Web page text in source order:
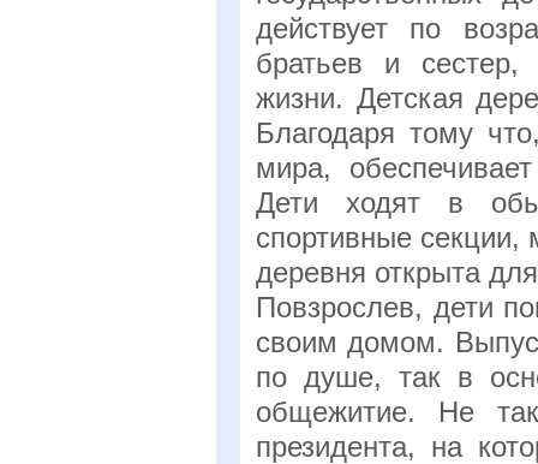
действует по
братьев и
жизни. Детская
Благодаря тому
мира,
Дети ходят в
спортивные
деревня открыта
Повзрослев, дети
своим домом.
по душе, так в
общежитие. Не
президента, на